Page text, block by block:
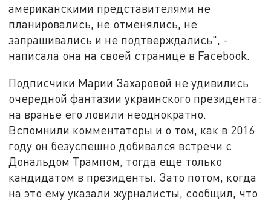
американскими представителями не
планировались, не отменялись, не
запрашивались и не подтверждались", -
написала она на своей странице в Facebook.
Подписчики Марии Захаровой не удивились
очередной фантазии украинского президента:
на вранье его ловили неоднократно.
Вспомнили комментаторы и о том, как в 2016
году он безуспешно добивался встречи с
Дональдом Трампом, тогда еще только
кандидатом в президенты. Зато потом, когда
на это ему указали журналисты, сообщил, что